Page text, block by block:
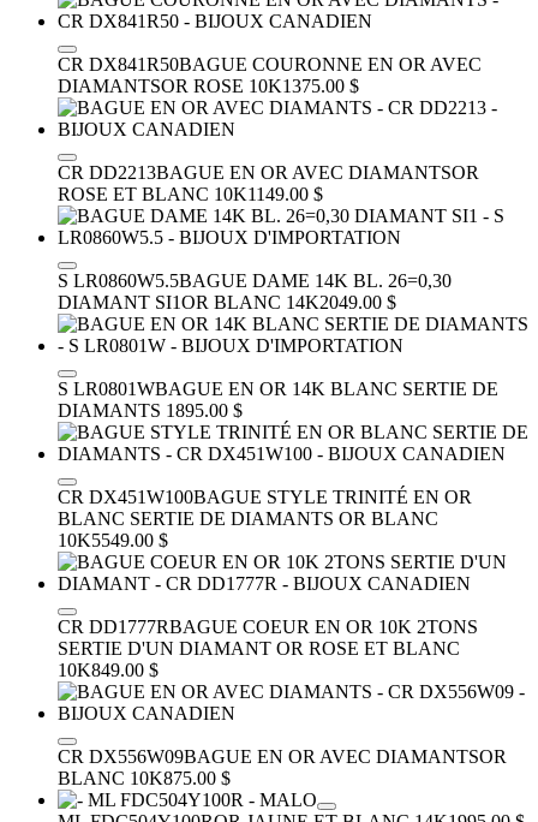
CR DX841R50BAGUE COURONNE EN OR AVEC
DIAMANTSOR ROSE 10K1375.00 $
CR DD2213BAGUE EN OR AVEC DIAMANTSOR
ROSE ET BLANC 10K1149.00 $
S LR0860W5.5BAGUE DAME 14K BL. 26=0,30
DIAMANT SI1OR BLANC 14K2049.00 $
S LR0801WBAGUE EN OR 14K BLANC SERTIE DE
DIAMANTS 1895.00 $
CR DX451W100BAGUE STYLE TRINITÉ EN OR
BLANC SERTIE DE DIAMANTS OR BLANC
10K5549.00 $
CR DD1777RBAGUE COEUR EN OR 10K 2TONS
SERTIE D'UN DIAMANT OR ROSE ET BLANC
10K849.00 $
CR DX556W09BAGUE EN OR AVEC DIAMANTSOR
BLANC 10K875.00 $